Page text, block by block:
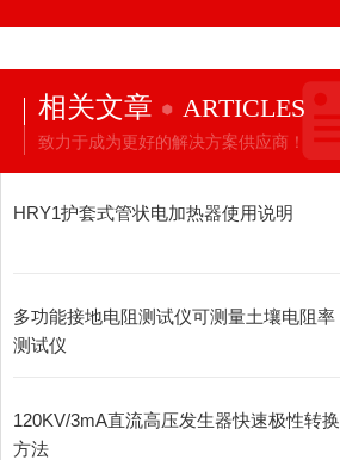
相关文章 ARTICLES
致力于成为更好的解决方案供应商！
HRY1护套式管状电加热器使用说明
多功能接地电阻测试仪可测量土壤电阻率
测试仪
120KV/3mA直流高压发生器快速极性转换
方法